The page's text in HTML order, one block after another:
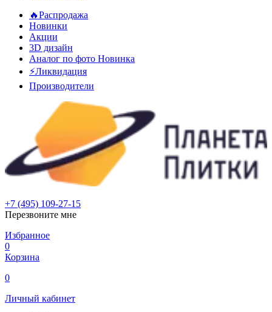
🔥Распродажа
Новинки
Акции
3D дизайн
Аналог по фото Новинка
⚡Ликвидация
Производители
+7 (495) 109-27-15
Перезвоните мне
Избранное
0
Корзина
0
Личный кабинет